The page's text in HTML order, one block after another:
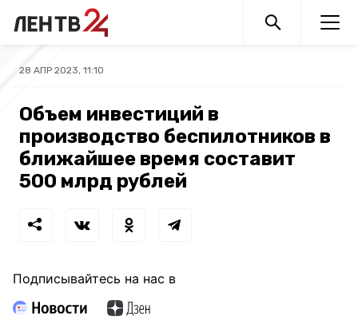
28 АПР 2023, 11:10
Объем инвестиций в
производство беспилотников в
ближайшее время составит
500 млрд рублей
Подписывайтесь на нас в